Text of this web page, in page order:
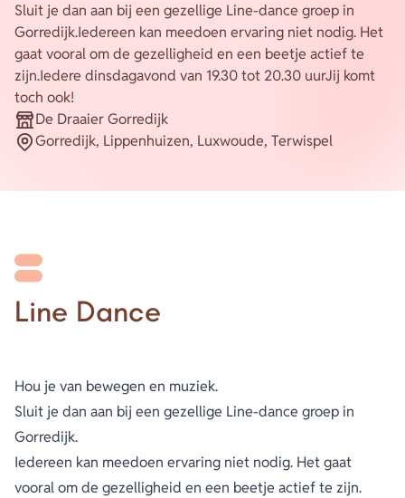
Leefbaarheid
Energie
Over ons
Contact
Inloggen
Sluit je dan aan bij een gezellige Line-dance groep in
Gorredijk.Iedereen kan meedoen ervaring niet nodig. Het
gaat vooral om de gezelligheid en een beetje actief te
zijn.Iedere dinsdagavond van 19.30 tot 20.30 uurJij komt
toch ook!
Organisatie
De Draaier Gorredijk
PlaatsGorredijk, Lippenhuizen, Luxwoude, Terwispel
Line Dance
Hou je van bewegen en muziek.
Sluit je dan aan bij een gezellige Line-dance groep in
Gorredijk.
Iedereen kan meedoen ervaring niet nodig. Het gaat
vooral om de gezelligheid en een beetje actief te zijn.